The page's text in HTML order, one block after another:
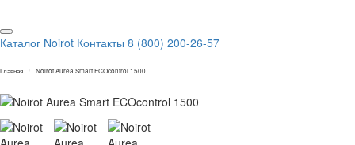
Каталог Noirot Контакты 8 (800) 200-26-57
Главная Noirot Aurea Smart ECOcontrol 1500